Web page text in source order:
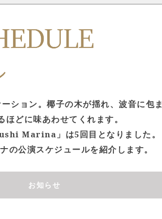
ション。椰子の木が揺れ、波音に包ま
どに味あわせてくれます。
Marina」は5回目となりました。
公演スケジュールを紹介します。
お知らせ